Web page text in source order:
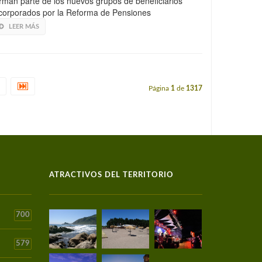
por la Reforma de Pensiones
LEER MÁS
Página 1 de 1317
700
579
ATRACTIVOS DEL TERRITORIO